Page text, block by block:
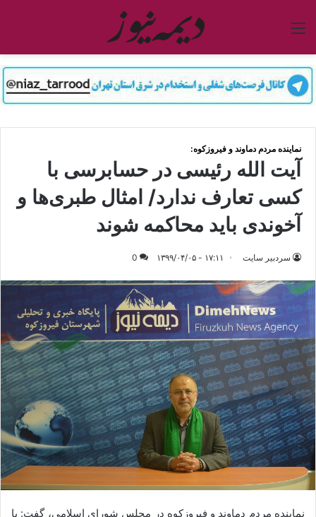
منو
نماینده مردم دماوند و فیروزکوه:
آیت الله رئیسی در حسابرسی با
کسی تعارف ندارد/ امثال طبری‌ها و
آخوندی باید محاکمه شوند
سردبیر سایت ۱۷:۱۱ - ۱۳۹۹/۰۴/۰۵ 0
نماینده مردم دماوند و فیروزکوه در مجلس شورای اسلامی، گفت: با